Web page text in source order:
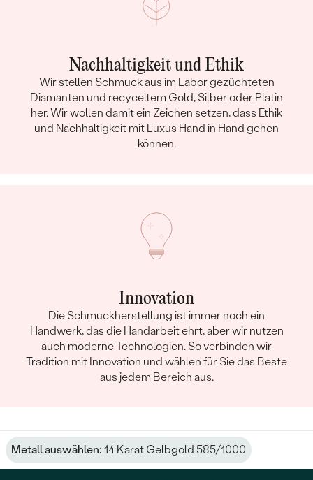
Nachhaltigkeit und Ethik
Wir stellen Schmuck aus im Labor gezüchteten
Diamanten und recyceltem Gold, Silber oder Platin
her. Wir wollen damit ein Zeichen setzen, dass Ethik
und Nachhaltigkeit mit Luxus Hand in Hand gehen
können.
Innovation
Die Schmuckherstellung ist immer noch ein
Handwerk, das die Handarbeit ehrt, aber wir nutzen
auch moderne Technologien. So verbinden wir
Tradition mit Innovation und wählen für Sie das Beste
aus jedem Bereich aus.
Metall auswählen: 14 Karat Gelbgold 585/1000